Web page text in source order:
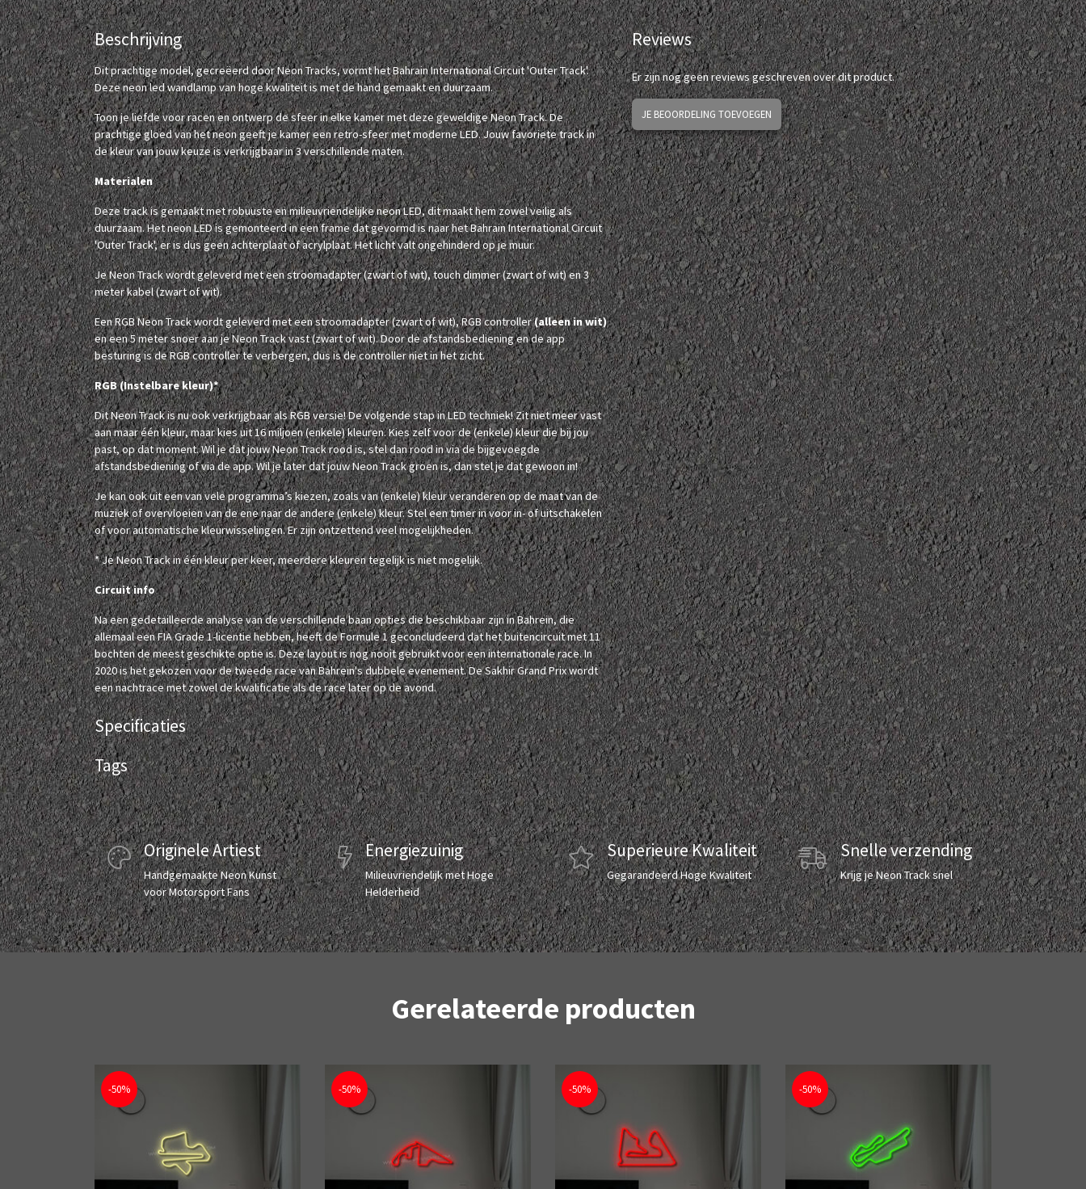
Beschrijving
Dit prachtige model, gecreëerd door Neon Tracks, vormt het Bahrain International Circuit 'Outer Track'.
Deze neon led wandlamp van hoge kwaliteit is met de hand gemaakt en duurzaam.
Toon je liefde voor racen en ontwerp de sfeer in elke kamer met deze geweldige Neon Track. De
prachtige gloed van het neon geeft je kamer een retro-sfeer met moderne LED. Jouw favoriete track in
de kleur van jouw keuze is verkrijgbaar in 3 verschillende maten.
Materialen
Deze track is gemaakt met robuuste en milieuvriendelijke neon LED, dit maakt hem zowel veilig als
duurzaam. Het neon LED is gemonteerd in een frame dat gevormd is naar het Bahrain International Circuit
'Outer Track', er is dus geen achterplaat of acrylplaat. Het licht valt ongehinderd op je muur.
Je Neon Track wordt geleverd met een stroomadapter (zwart of wit), touch dimmer (zwart of wit) en 3
meter kabel (zwart of wit).
Een RGB Neon Track wordt geleverd met een stroomadapter (zwart of wit), RGB controller(alleen in wit)
en een 5 meter snoer aan je Neon Track vast (zwart of wit). Door de afstandsbediening en de app
besturing is de RGB controller te verbergen, dus is de controller niet in het zicht.
RGB (Instelbare kleur)*
Dit Neon Track is nu ook verkrijgbaar als RGB versie! De volgende stap in LED techniek! Zit niet meer vast
aan maar één kleur, maar kies uit 16 miljoen (enkele) kleuren. Kies zelf voor de (enkele) kleur die bij jou
past, op dat moment. Wil je dat jouw Neon Track rood is, stel dan rood in via de bijgevoegde
afstandsbediening of via de app. Wil je later dat jouw Neon Track groen is, dan stel je dat gewoon in!
Je kan ook uit een van vele programma’s kiezen, zoals van (enkele) kleur veranderen op de maat van de
muziek of overvloeien van de ene naar de andere (enkele) kleur. Stel een timer in voor in- of uitschakelen
of voor automatische kleurwisselingen. Er zijn ontzettend veel mogelijkheden.
* Je Neon Track in één kleur per keer, meerdere kleuren tegelijk is niet mogelijk.
Circuit info
Na een gedetailleerde analyse van de verschillende baan opties die beschikbaar zijn in Bahrein, die
allemaal een FIA Grade 1-licentie hebben, heeft de Formule 1 geconcludeerd dat het buitencircuit met 11
bochten de meest geschikte optie is. Deze layout is nog nooit gebruikt voor een internationale race. In
2020 is het gekozen voor de tweede race van Bahrein's dubbele evenement. De Sakhir Grand Prix wordt
een nachtrace met zowel de kwalificatie als de race later op de avond.
Specificaties
Tags
Reviews
Er zijn nog geen reviews geschreven over dit product.
JE BEOORDELING TOEVOEGEN
Originele Artiest
Handgemaakte Neon Kunst
voor Motorsport Fans
Energiezuinig
Milieuvriendelijk met Hoge
Helderheid
Superieure Kwaliteit
Gegarandeerd Hoge Kwaliteit
Snelle verzending
Krijg je Neon Track snel
Gerelateerde producten
-50% -50% -50% -50%